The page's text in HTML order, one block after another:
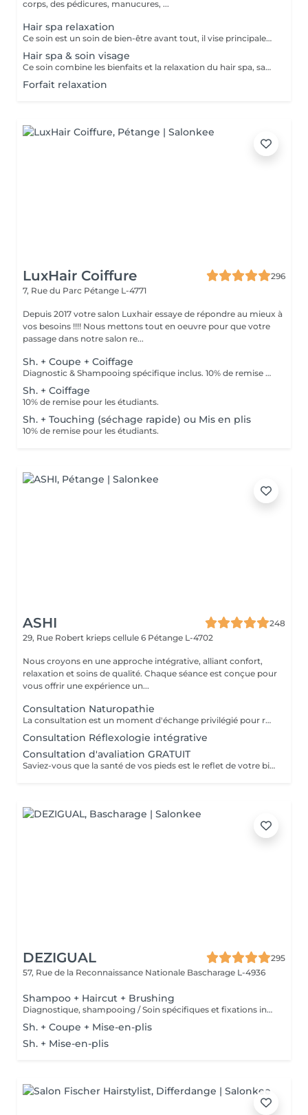
corps, des pédicures, manucures, ...
Hair spa relaxation
Ce soin est un soin de bien-être avant tout, il vise principalement à rééquilibrer l'harmonie du corps par des techniques et des pressions de massage au niveau du cuir chevelu, de la nuque et des épaules . Les huiles utilisées sont essentiellement là pour traiter les différentes caractéristiques de votre cuir chevelu et vos cheveux, merci de nous informer en cas d'allergie. Ce soin inclut des huiles essentielles, il est important de nous prévenir en cas de grossesse ou d'allergie. Déroulement du soin ; pose d'une huile spécifique gommage du cuir chevelu bain de vapeur et massage crânien masque des cheveux séchage Ce soin ne comprend pas de coiffure, ni de brushing à la fin du soin, uniquement un séchage.
Hair spa & soin visage
Ce soin combine les bienfaits et la relaxation du hair spa, savourez un soin du cuir chevelu associé à un massage de la nuque, des épaules et de la tête en traitant vous peau en même temps. Ce soin ne comprend pas de coiffure à la fin, ni de brushing, uniquement un séchage.
Forfait relaxation
LuxHair Coiffure
296
7, Rue du Parc Pétange L-4771
Depuis 2017 votre salon Luxhair essaye de répondre au mieux à
vos besoins !!!! Nous mettons tout en oeuvre pour que votre
passage dans notre salon re...
Sh. + Coupe + Coiffage
Diagnostic & Shampooing spécifique inclus. 10% de remise pour les étudiants (surr présentation d'un justificatif).
Sh. + Coiffage
10% de remise pour les étudiants.
Sh. + Touching (séchage rapide) ou Mis en plis
10% de remise pour les étudiants.
ASHI
248
29, Rue Robert krieps cellule 6 Pétange L-4702
Nous croyons en une approche intégrative, alliant confort,
relaxation et soins de qualité. Chaque séance est conçue pour
vous offrir une expérience un...
Consultation Naturopathie
La consultation est un moment d'échange privilégié pour réaliser ensemble un bilan complet et définir un protocole personnalisé. Notre temps est précieux, le vôtre aussi : nous vous remercions d'honorer ce rendez-vous.
Consultation Réflexologie intégrative
Consultation d'avaliation GRATUIT
Saviez-vous que la santé de vos pieds est le reflet de votre bien-être général ? En associant la pédicurie spécialisée à la réflexologie plantaire et aux thérapies intégratives, je vous propose un accompagnement sur mesure. Au-delà du soin technique des affections du pied, je vous aide à relâcher le stress et à retrouver une harmonie profonde entre le corps et l'esprit. Offrez à vos pieds l'attention qu'ils méritent.
DEZIGUAL
295
57, Rue de la Reconnaissance Nationale Bascharage L-4936
Shampoo + Haircut + Brushing
Diagnostique, shampooing / Soin spécifiques et fixations inclus
Sh. + Coupe + Mise-en-plis
Sh. + Mise-en-plis